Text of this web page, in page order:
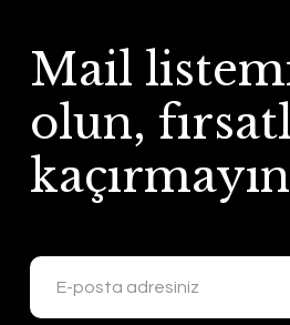
Mail
olun,
kaçırmayın